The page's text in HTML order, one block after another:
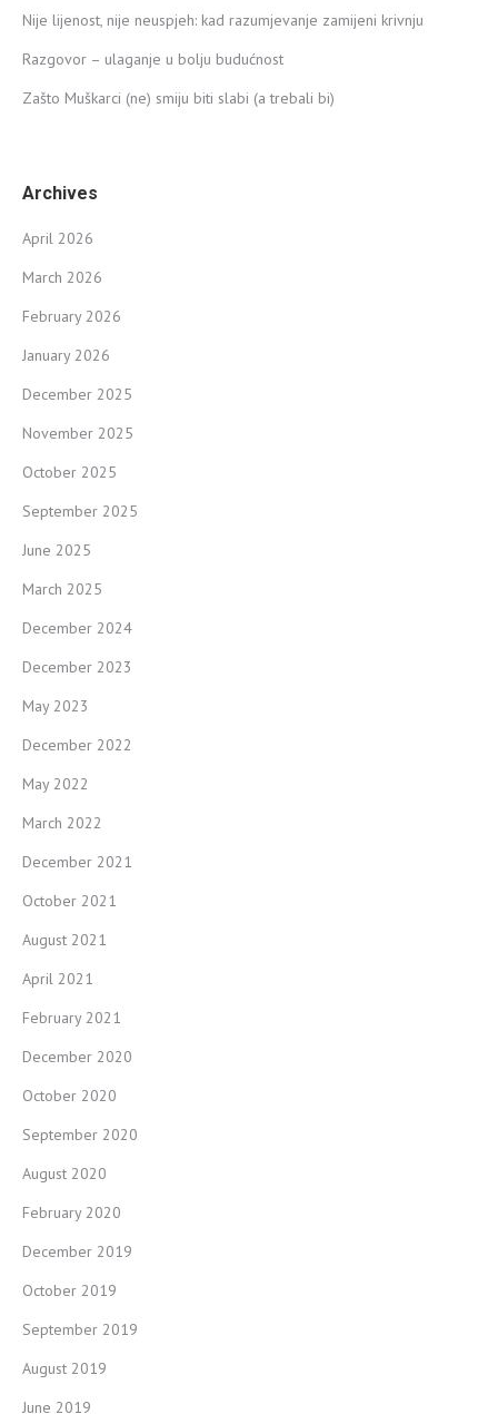
Nije lijenost, nije neuspjeh: kad razumjevanje zamijeni krivnju
Razgovor – ulaganje u bolju budućnost
Zašto Muškarci (ne) smiju biti slabi (a trebali bi)
Archives
April 2026
March 2026
February 2026
January 2026
December 2025
November 2025
October 2025
September 2025
June 2025
March 2025
December 2024
December 2023
May 2023
December 2022
May 2022
March 2022
December 2021
October 2021
August 2021
April 2021
February 2021
December 2020
October 2020
September 2020
August 2020
February 2020
December 2019
October 2019
September 2019
August 2019
June 2019